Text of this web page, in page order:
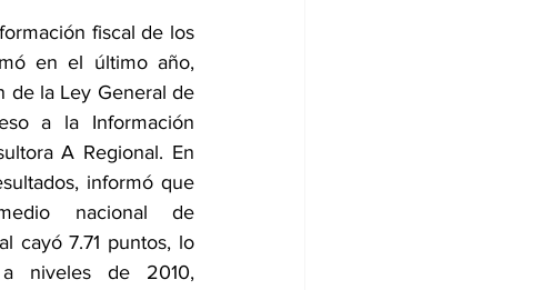
fiscal de los
en el último año,
de la Ley General de
a la Información
A Regional. En
informó que
nacional de
cayó 7.71 puntos, lo
niveles de 2010,